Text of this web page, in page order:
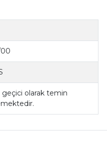
00
geçici olarak temin